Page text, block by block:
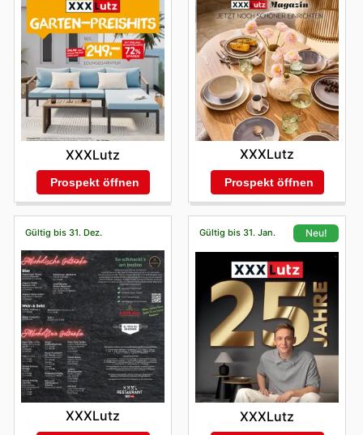
XXXLutz
Prospekt öffnen
XXXLutz
Prospekt öffnen
Gültig bis 31. Dez.
XXXLutz
Gültig bis 31. Jan. Neu!
XXXLutz